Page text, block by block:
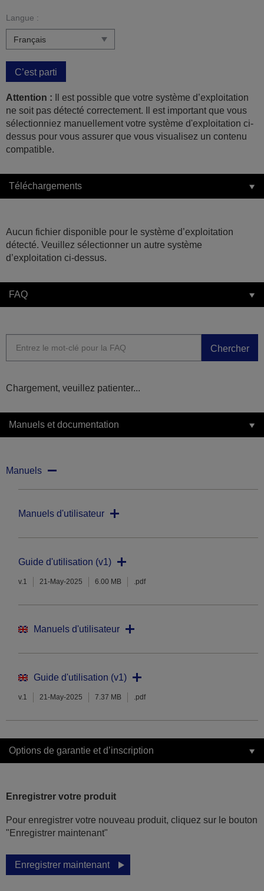
Langue :
C’est parti
Attention : Il est possible que votre système d’exploitation
ne soit pas détecté correctement. Il est important que vous
sélectionniez manuellement votre système d'exploitation ci-
dessus pour vous assurer que vous visualisez un contenu
compatible.
Téléchargements
Aucun fichier disponible pour le système d’exploitation
détecté. Veuillez sélectionner un autre système
d’exploitation ci-dessus.
FAQ
Chercher
Chargement, veuillez patienter...
Manuels et documentation
Manuels
Manuels d'utilisateur
Guide d'utilisation (v1)
v.1 21-May-2025 6.00 MB .pdf
Manuels d'utilisateur
Guide d'utilisation (v1)
v.1 21-May-2025 7.37 MB .pdf
Options de garantie et d’inscription
Enregistrer votre produit
Pour enregistrer votre nouveau produit, cliquez sur le bouton
"Enregistrer maintenant"
Enregistrer maintenant